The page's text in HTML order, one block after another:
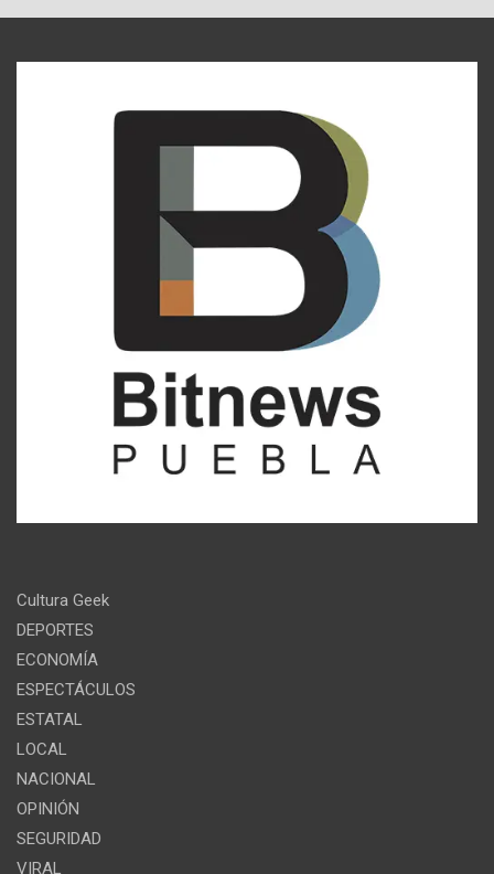
Cultura Geek
DEPORTES
ECONOMÍA
ESPECTÁCULOS
ESTATAL
LOCAL
NACIONAL
OPINIÓN
SEGURIDAD
VIRAL